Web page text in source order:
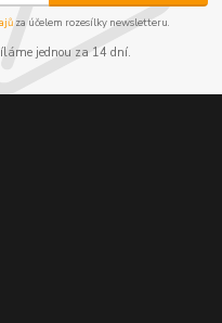
za účelem rozesílky newsletteru.
jednou za 14 dní.